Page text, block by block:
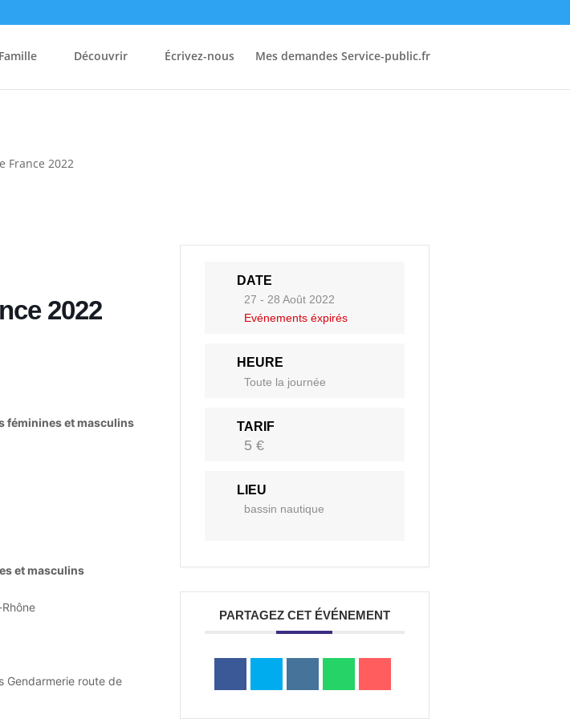
Famille Découvrir Écrivez-nous Mes demandes Service-public.fr
France 2022
2022
féminines et masculins
et masculins
Gendarmerie route de
DATE
27 - 28 Août 2022
Evénements éxpirés
HEURE
Toute la journée
TARIF
5 €
LIEU
bassin nautique
PARTAGEZ CET ÉVÉNEMENT